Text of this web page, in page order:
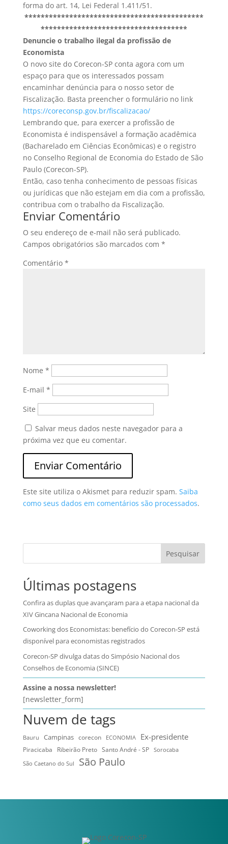
forma do art. 14, Lei Federal 1.411/51.
********************************************
************************************
Denuncie o trabalho ilegal da profissão de
Economista
O novo site do Corecon-SP conta agora com um
espaço para que os interessados possam
encaminhar denúncia para o nosso setor de
Fiscalização. Basta preencher o formulário no link
https://coreconsp.gov.br/fiscalizacao/
Lembrando que, para exercer a profissão de
Economista é indispensável a formação acadêmica
(Bacharelado em Ciências Econômicas) e o registro
no Conselho Regional de Economia do Estado de São
Paulo (Corecon-SP).
Então, caso tenha conhecimento de pessoas físicas
ou jurídicas que não estejam em dia com a profissão,
contribua com o trabalho da Fiscalização.
Enviar Comentário
O seu endereço de e-mail não será publicado.
Campos obrigatórios são marcados com *
Comentário *
Nome *
E-mail *
Site
Salvar meus dados neste navegador para a
próxima vez que eu comentar.
Este site utiliza o Akismet para reduzir spam. Saiba
como seus dados em comentários são processados.
Pesquisar
Últimas postagens
Confira as duplas que avançaram para a etapa nacional da
XIV Gincana Nacional de Economia
Coworking dos Economistas: benefício do Corecon-SP está
disponível para economistas registrados
Corecon-SP divulga datas do Simpósio Nacional dos
Conselhos de Economia (SINCE)
Assine a nossa newsletter!
[newsletter_form]
Nuvem de tags
Bauru Campinas corecon ECONOMIA Ex-presidente
Piracicaba Ribeirão Preto Santo André - SP
Sorocaba
São Caetano do Sul
São Paulo